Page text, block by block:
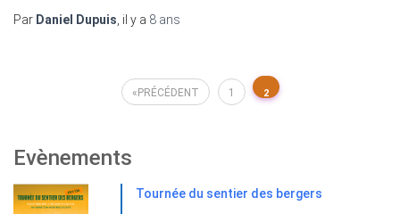
Par Daniel Dupuis, il y a 8 ans
Pagination
publications
PRÉCÉDENT 1 2
Evènements
Tournée du sentier des bergers